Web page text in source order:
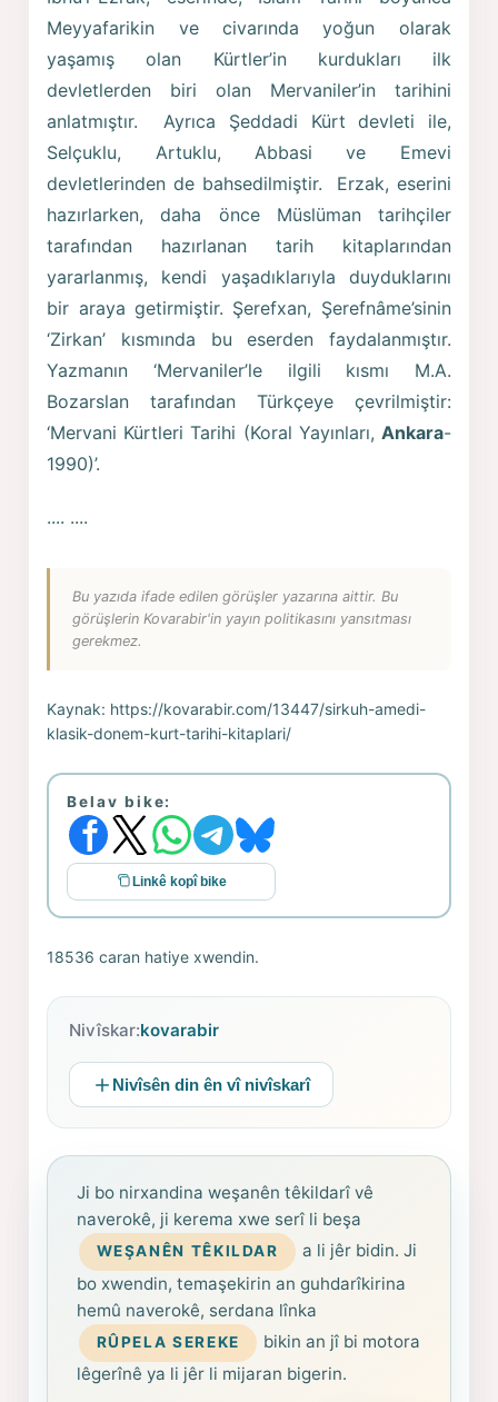
Meyyafarikin ve civarında yoğun olarak
yaşamış olan Kürtler’in kurdukları ilk
devletlerden biri olan Mervaniler’in tarihini
anlatmıştır. Ayrıca Şeddadi Kürt devleti ile,
Selçuklu, Artuklu, Abbasi ve Emevi
devletlerinden de bahsedilmiştir. Erzak, eserini
hazırlarken, daha önce Müslüman tarihçiler
tarafından hazırlanan tarih kitaplarından
yararlanmış, kendi yaşadıklarıyla duyduklarını
bir araya getirmiştir. Şerefxan, Şerefnâme’sinin
‘Zirkan’ kısmında bu eserden faydalanmıştır.
Yazmanın ‘Mervaniler’le ilgili kısmı M.A.
Bozarslan tarafından Türkçeye çevrilmiştir:
‘Mervani Kürtleri Tarihi (Koral Yayınları, Ankara-
1990)’.
.... ....
Bu yazıda ifade edilen görüşler yazarına aittir. Bu
görüşlerin Kovarabir'in yayın politikasını yansıtması
gerekmez.
Kaynak: https://kovarabir.com/13447/sirkuh-amedi-
klasik-donem-kurt-tarihi-kitaplari/
Belav bike:
Linkê kopî bike
18536 caran hatiye xwendin.
Nivîskar:kovarabir
Nivîsên din ên vî nivîskarî
Ji bo nirxandina weşanên têkildarî vê
naverokê, ji kerema xwe serî li beşa
WEŞANÊN TÊKILDAR
a li jêr bidin. Ji
bo xwendin, temaşekirin an guhdarîkirina
hemû naverokê, serdana lînka
RÛPELA SEREKE
bikin an jî bi motora
lêgerînê ya li jêr li mijaran bigerin.